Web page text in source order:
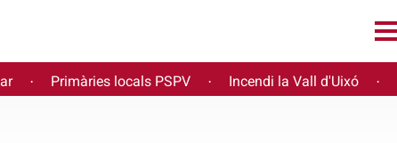
· Primàries locals PSPV · Incendi la Vall d'Uixó ·